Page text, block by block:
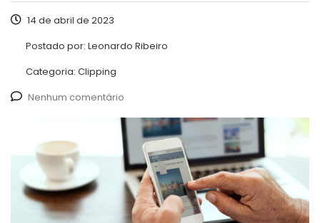
14 de abril de 2023
Postado por: Leonardo Ribeiro
Categoria: Clipping
Nenhum comentário